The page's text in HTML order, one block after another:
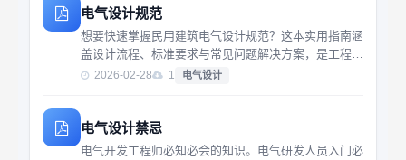
电气设计规范
想要快速掌握民用建筑电气设计规范？这本实用指南涵
盖设计流程、标准要求与常见问题解决方案，是工程人
员必备的参考工具。
2026-02-28 1 电气设计
电气设计禁忌
电气开发工程师必知必会的知识。电气研发人员入门必